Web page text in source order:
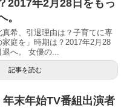
2017年2月28日をもっ
。
真希、引退理由は？子育てに専
庭を」時期は？2017年2月28
退へ。 女優の...
記事を読む
年末年始TV番組出演者